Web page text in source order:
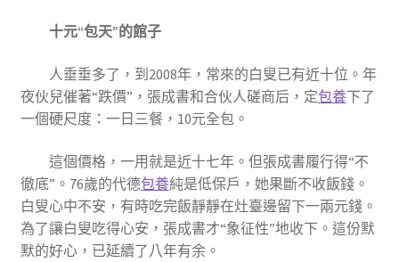
十元“包天”的館子
人垂垂多了，到2008年，常來的白叟已有近十位。年
夜伙兒催著“跌價”，張成書和合伙人磋商后，定包養下了
一個硬尺度：一日三餐，10元全包。
這個價格，一用就是近十七年。但張成書履行得“不
徹底”。76歲的代德包養純是低保戶，她果斷不收飯錢。
白叟心中不安，有時吃完飯靜靜在灶臺邊留下一兩元錢。
為了讓白叟吃得心安，張成書才“象征性”地收下。這份默
默的好心，已延續了八年有余。